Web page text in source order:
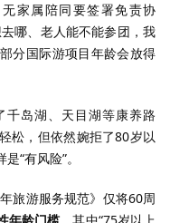
家属陪同要签署免责协
哪、老人能不能参团，我
分国际游项目年龄会放得
千岛湖、天目湖等康养路
松，但依然婉拒了80岁以
“有风险”。
旅游服务规范》仅将60周